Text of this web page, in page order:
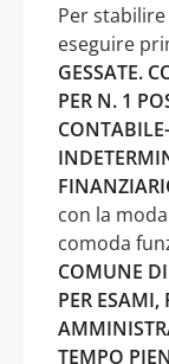
Per
eseguire
GESSATE.
PER N. 1
con la
comoda
COMUNE
PER ESAMI,
TEMPO